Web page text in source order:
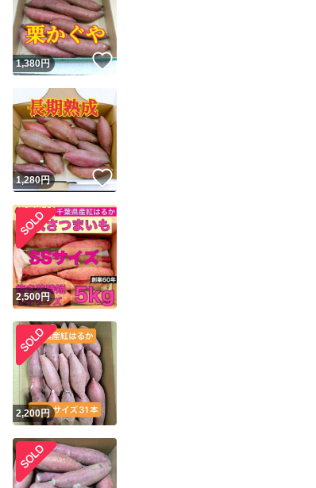
いね！
1,380円 いいね！
いね！
1,280円 いいね！
2,500円
2,200円